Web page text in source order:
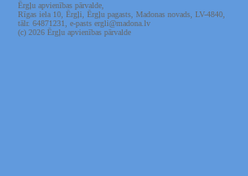
Ērgļu apvienības pārvalde,
Rīgas iela 10, Ērgļi, Ērgļu pagasts, Madonas novads, LV-4840,
tālr. 64871231, e-pasts ergli@madona.lv
(c) 2026 Ērgļu apvienības pārvalde